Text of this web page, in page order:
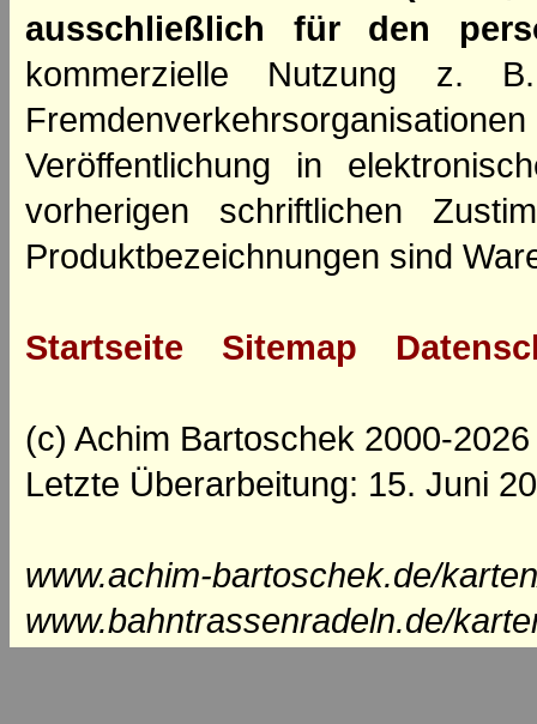
ausschließlich für den
kommerzielle Nutzung z.
Veröffentlichung in
vorherigen schriftlichen
Produktbezeichnungen sind
Startseite Sitemap
(c) Achim Bartoschek 2000-2026
Letzte Überarbeitung: 15. Juni
www.achim-bartoschek.de/
www.bahntrassenradeln.de/